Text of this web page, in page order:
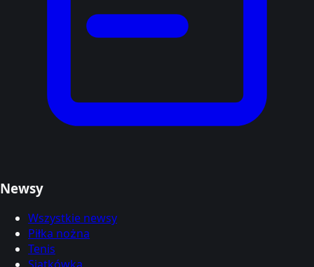
Newsy
Wszystkie newsy
Piłka nożna
Tenis